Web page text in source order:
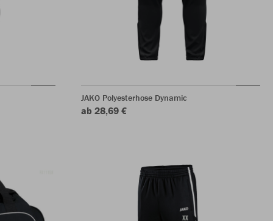
JAKO Polyesterhose Dynamic
ab 28,69 €